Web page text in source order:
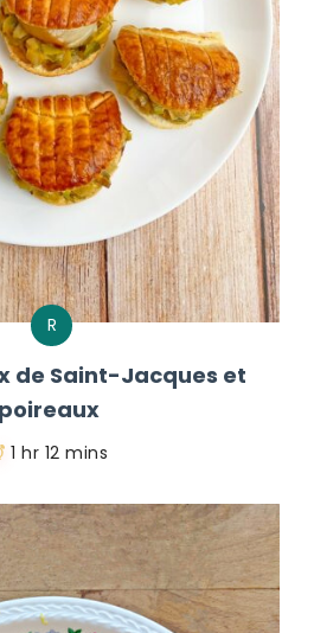
R
de Saint-Jacques et
poireaux
1 hr 12 mins